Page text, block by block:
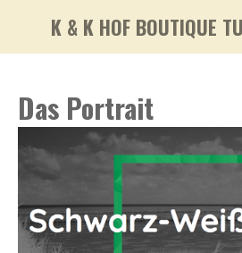
K & K HOF BOUTIQUE
Das Portrait